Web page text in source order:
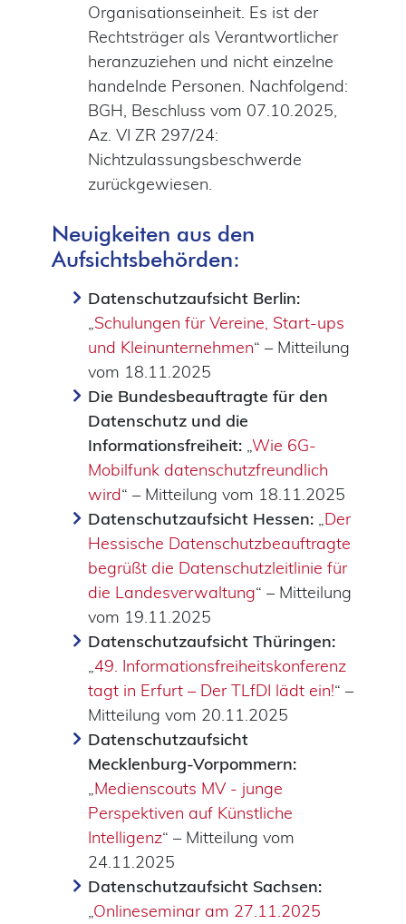
Organisationseinheit. Es ist der
Rechtsträger als Verantwortlicher
heranzuziehen und nicht einzelne
handelnde Personen. Nachfolgend:
BGH, Beschluss vom 07.10.2025,
Az. VI ZR 297/24:
Nichtzulassungsbeschwerde
zurückgewiesen.
Neuigkeiten aus den
Aufsichtsbehörden:
Datenschutzaufsicht Berlin:
„Schulungen für Vereine, Start-ups
und Kleinunternehmen“ – Mitteilung
vom 18.11.2025
Die Bundesbeauftragte für den
Datenschutz und die
Informationsfreiheit:„Wie 6G-
Mobilfunk datenschutzfreundlich
wird“ – Mitteilung vom 18.11.2025
Datenschutzaufsicht Hessen:„Der
Hessische Datenschutzbeauftragte
begrüßt die Datenschutzleitlinie für
die Landesverwaltung“ – Mitteilung
vom 19.11.2025
Datenschutzaufsicht Thüringen:
„49. Informationsfreiheitskonferenz
tagt in Erfurt – Der TLfDI lädt ein!“ –
Mitteilung vom 20.11.2025
Datenschutzaufsicht
Mecklenburg-Vorpommern:
„Medienscouts MV - junge
Perspektiven auf Künstliche
Intelligenz“ – Mitteilung vom
24.11.2025
Datenschutzaufsicht Sachsen:
„Onlineseminar am 27.11.2025